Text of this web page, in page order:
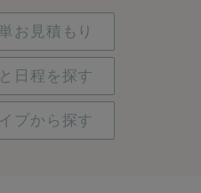
お見積もり
日程を探す
プから探す